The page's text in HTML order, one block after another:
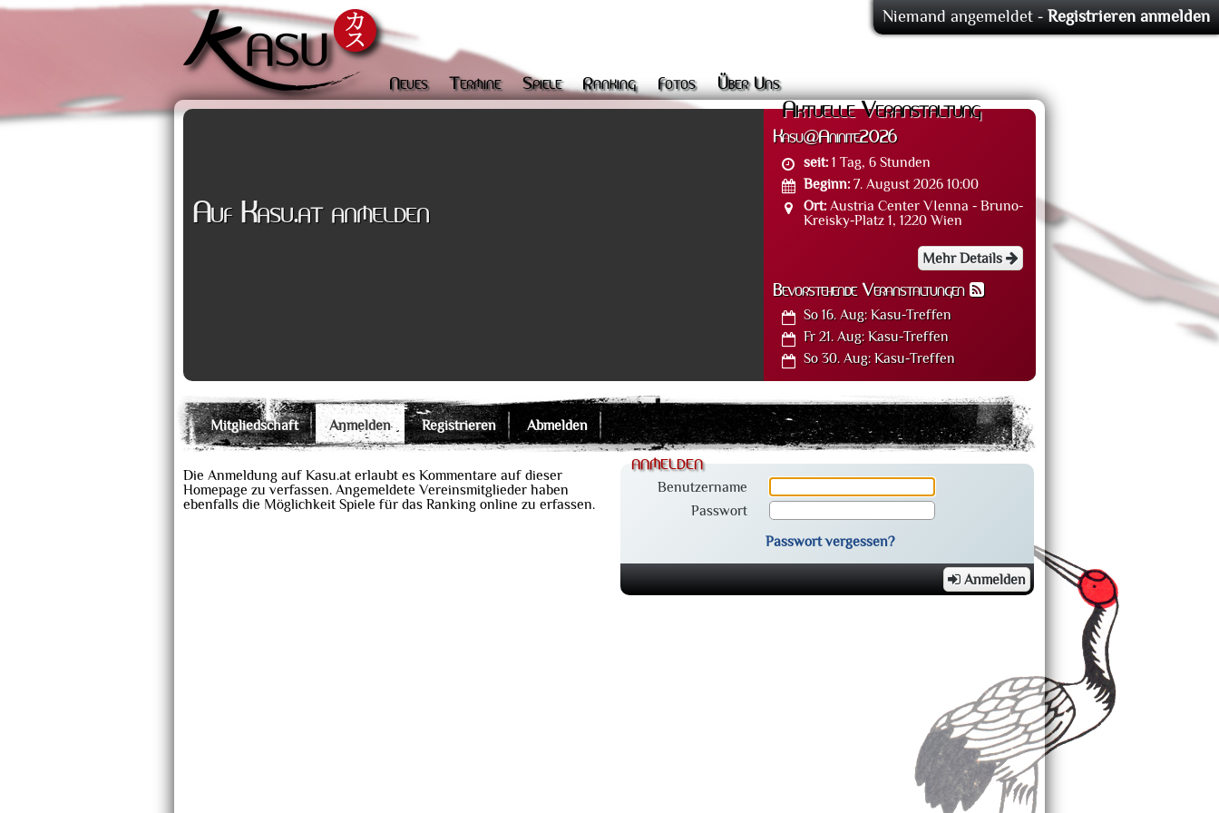
Neues Termine Spiele Ranking Fotos Über Uns
Aktuelle Veranstaltung
Kasu@Aninite2026
seit: 1 Tag, 6 Stunden
Beginn: 7. August 2026 10:00
Ort: Austria Center VIenna - Bruno-
Kreisky-Platz 1, 1220 Wien
Mehr Details
Bevorstehende Veranstaltungen
So 16. Aug:Kasu-Treffen
Fr 21. Aug:Kasu-Treffen
So 30. Aug:Kasu-Treffen
Auf Kasu.at anmelden
Mitgliedschaft Anmelden Registrieren Abmelden
Die Anmeldung auf Kasu.at erlaubt es Kommentare auf dieser
Homepage zu verfassen. Angemeldete Vereinsmitglieder haben
ebenfalls die Möglichkeit Spiele für das Ranking online zu erfassen.
anmelden
Benutzername
Passwort
Passwort vergessen?
Anmelden
Niemand angemeldet -Registrieren anmelden